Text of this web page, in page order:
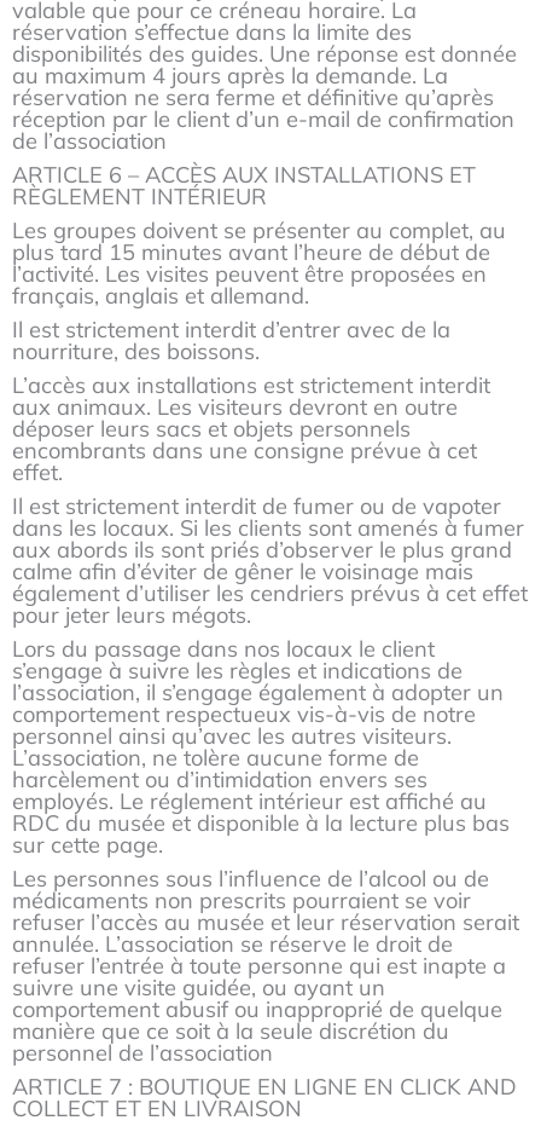
valable que pour ce créneau horaire. La
réservation s’effectue dans la limite des
disponibilités des guides. Une réponse est donnée
au maximum 4 jours après la demande. La
réservation ne sera ferme et définitive qu’après
réception par le client d’un e-mail de confirmation
de l’association
ARTICLE 6 – ACCÈS AUX INSTALLATIONS ET
RÈGLEMENT INTÉRIEUR
Les groupes doivent se présenter au complet, au
plus tard 15 minutes avant l’heure de début de
l’activité. Les visites peuvent être proposées en
français, anglais et allemand.
Il est strictement interdit d’entrer avec de la
nourriture, des boissons.
L’accès aux installations est strictement interdit
aux animaux. Les visiteurs devront en outre
déposer leurs sacs et objets personnels
encombrants dans une consigne prévue à cet
effet.
Il est strictement interdit de fumer ou de vapoter
dans les locaux. Si les clients sont amenés à fumer
aux abords ils sont priés d’observer le plus grand
calme afin d’éviter de gêner le voisinage mais
également d’utiliser les cendriers prévus à cet effet
pour jeter leurs mégots.
Lors du passage dans nos locaux le client
s’engage à suivre les règles et indications de
l’association, il s’engage également à adopter un
comportement respectueux vis-à-vis de notre
personnel ainsi qu’avec les autres visiteurs.
L’association, ne tolère aucune forme de
harcèlement ou d’intimidation envers ses
employés. Le réglement intérieur est affiché au
RDC du musée et disponible à la lecture plus bas
sur cette page.
Les personnes sous l’influence de l’alcool ou de
médicaments non prescrits pourraient se voir
refuser l’accès au musée et leur réservation serait
annulée. L’association se réserve le droit de
refuser l’entrée à toute personne qui est inapte a
suivre une visite guidée, ou ayant un
comportement abusif ou inapproprié de quelque
manière que ce soit à la seule discrétion du
personnel de l’association
ARTICLE 7 : BOUTIQUE EN LIGNE EN CLICK AND
COLLECT ET EN LIVRAISON